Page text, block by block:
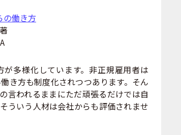
の働き方
多様化しています。非正規雇用者は
き方も制度化されつつあります。そん
言われるままにただ頑張るだけでは自
ういう人材は会社からも評価されませ